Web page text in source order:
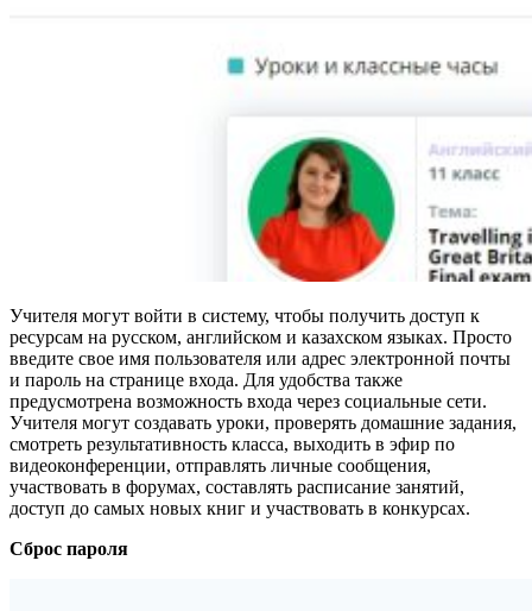
Учителя могут войти в систему, чтобы получить доступ к
ресурсам на русском, английском и казахском языках. Просто
введите свое имя пользователя или адрес электронной почты
и пароль на странице входа. Для удобства также
предусмотрена возможность входа через социальные сети.
Учителя могут создавать уроки, проверять домашние задания,
смотреть результативность класса, выходить в эфир по
видеоконференции, отправлять личные сообщения,
участвовать в форумах, составлять расписание занятий,
доступ до самых новых книг и участвовать в конкурсах.
Сброс пароля